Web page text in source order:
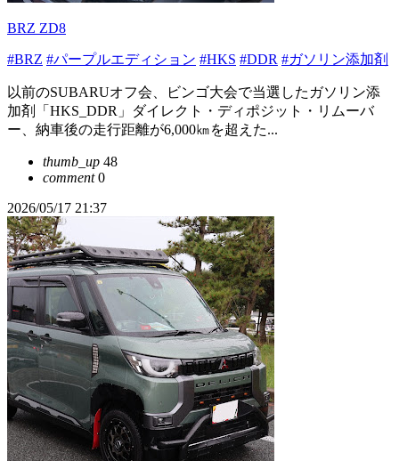
BRZ ZD8
#BRZ #パープルエディション #HKS #DDR #ガソリン添加剤
以前のSUBARUオフ会、ビンゴ大会で当選したガソリン添
加剤「HKS_DDR」ダイレクト・ディポジット・リムーバ
ー、納車後の走行距離が6,000㎞を超えた...
thumb_up 48
comment0
2026/05/17 21:37